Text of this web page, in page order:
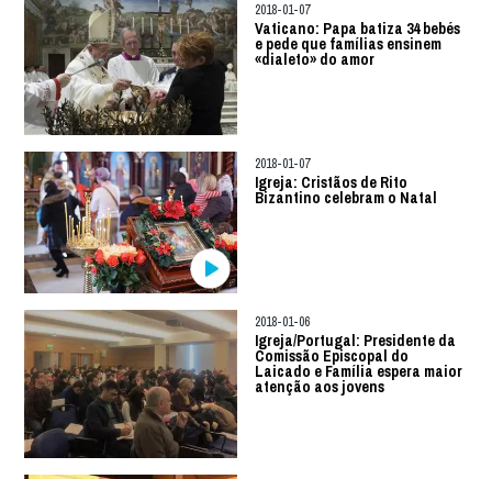
2018-01-07
Vaticano: Papa batiza 34 bebés
e pede que famílias ensinem
«dialeto» do amor
2018-01-07
Igreja: Cristãos de Rito
Bizantino celebram o Natal
2018-01-06
Igreja/Portugal: Presidente da
Comissão Episcopal do
Laicado e Família espera maior
atenção aos jovens